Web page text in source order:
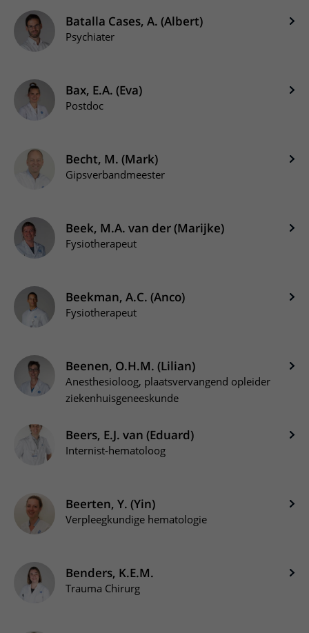
Batalla Cases, A. (Albert)
Psychiater
Bax, E.A. (Eva)
Postdoc
Becht, M. (Mark)
Gipsverbandmeester
Beek, M.A. van der (Marijke)
Fysiotherapeut
Beekman, A.C. (Anco)
Fysiotherapeut
Beenen, O.H.M. (Lilian)
Anesthesioloog, plaatsvervangend opleider
ziekenhuisgeneeskunde
Beers, E.J. van (Eduard)
Internist-hematoloog
Beerten, Y. (Yin)
Verpleegkundige hematologie
Benders, K.E.M.
Trauma Chirurg